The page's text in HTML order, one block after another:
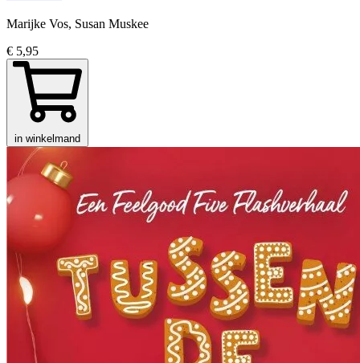
Marijke Vos, Susan Muskee
€ 5,95
in winkelmand